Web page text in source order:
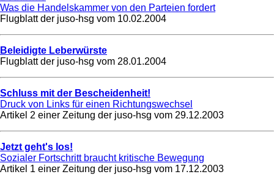
Was die Handelskammer von den Parteien fordert
Flugblatt der juso-hsg vom 10.02.2004
Beleidigte Leberwürste
Flugblatt der juso-hsg vom 28.01.2004
Schluss mit der Bescheidenheit!
Druck von Links für einen Richtungswechsel
Artikel 2 einer Zeitung der juso-hsg vom 29.12.2003
Jetzt geht's los!
Sozialer Fortschritt braucht kritische Bewegung
Artikel 1 einer Zeitung der juso-hsg vom 17.12.2003